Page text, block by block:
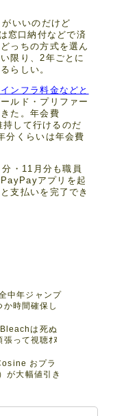
いいのだけど
窓口納付などで済
っちの方式を選ん
限り、2年ごとに
らしい。
ンフラ料金などと
ルド・プリファー
た。年会費
して行けるのだ
分くらいは年会費
・11月分も職員
アプリを起
支払いを完了でき
中年ジャンプ
時間確保し
Bleachは死ぬ
張って視聴ｵﾇ
おプラ
が大幅値引き